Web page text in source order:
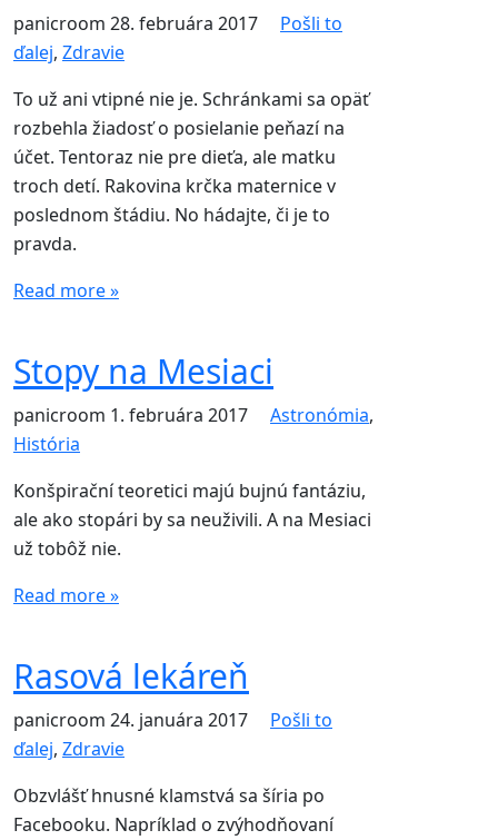
panicroom 28. februára 2017
Pošli to
ďalej, Zdravie
To už ani vtipné nie je. Schránkami sa opäť
rozbehla žiadosť o posielanie peňazí na
účet. Tentoraz nie pre dieťa, ale matku
troch detí. Rakovina krčka maternice v
poslednom štádiu. No hádajte, či je to
pravda.
Read more »
Stopy na Mesiaci
panicroom 1. februára 2017 Astronómia,
História
Konšpirační teoretici majú bujnú fantáziu,
ale ako stopári by sa neuživili. A na Mesiaci
už tobôž nie.
Read more »
Rasová lekáreň
panicroom 24. januára 2017
Pošli to
ďalej, Zdravie
Obzvlášť hnusné klamstvá sa šíria po
Facebooku. Napríklad o zvýhodňovaní